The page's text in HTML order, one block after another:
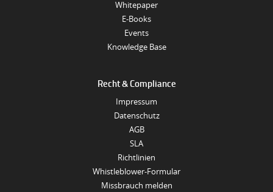
Whitepaper
E-Books
Events
Knowledge Base
Recht & Compliance
Impressum
Datenschutz
AGB
SLA
Richtlinien
Whistleblower-Formular
Missbrauch melden